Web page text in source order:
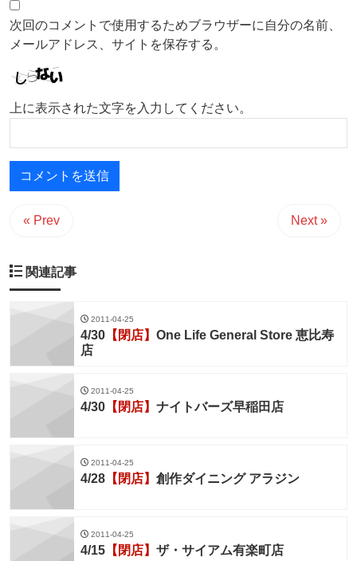
次回のコメントで使用するためブラウザーに自分の名前、
メールアドレス、サイトを保存する。
上に表示された文字を入力してください。
« Prev Next »
関連記事
2011-04-25
4/30 【閉店】 One Life General Store 恵比寿
店
2011-04-25
4/30 【閉店】 ナイトバーズ早稲田店
2011-04-25
4/28 【閉店】 創作ダイニング アラジン
2011-04-25
4/15 【閉店】 ザ・サイアム有楽町店